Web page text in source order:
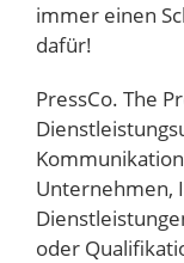
immer einen
dafür!
PressCo. The
Unternehmen,
oder